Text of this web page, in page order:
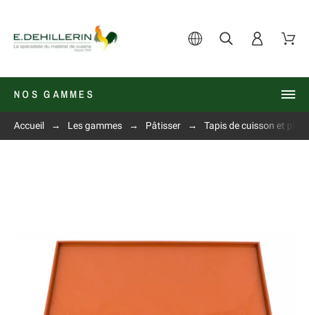
NOS GAMMES
Accueil Les gammes Pâtisser Tapis de cuisson et